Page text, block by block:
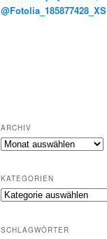
ARCHIV
Archiv
KATEGORIEN
Kategorien
SCHLAGWÖRTER